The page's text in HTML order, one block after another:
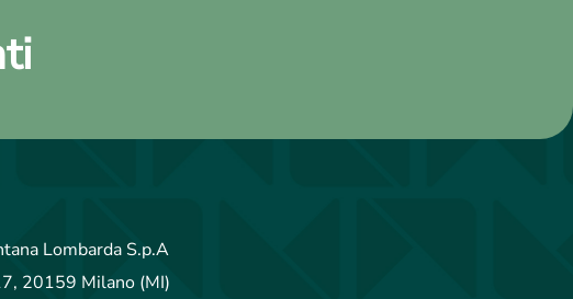
Lombarda S.p.A
20159 Milano (MI)